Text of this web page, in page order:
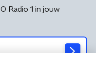
Radio 1 in jouw